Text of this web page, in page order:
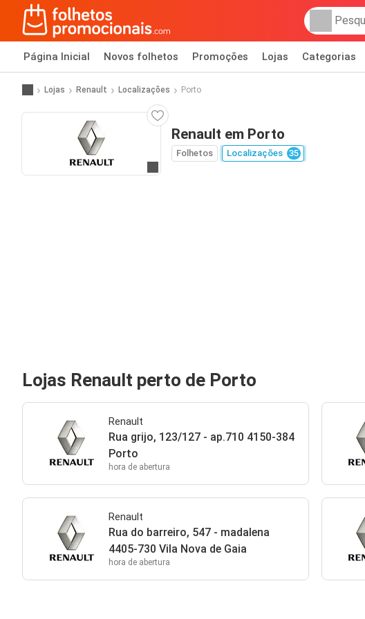
Página Inicial Novos folhetos Promoções Lojas Categorias
Lojas Renault Localizações Porto
Renault em Porto
Folhetos Localizações 35
Lojas Renault perto de Porto
Renault
Rua grijo, 123/127 - ap.710 4150-384
Porto
hora de abertura
Renault
Rua do barreiro, 547 - madalena
4405-730 Vila Nova de Gaia
hora de abertura